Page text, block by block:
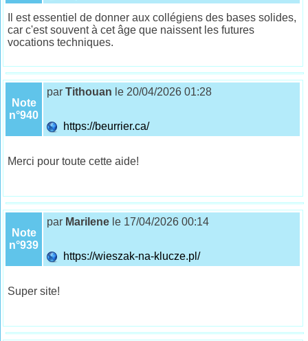
Il est essentiel de donner aux collégiens des bases solides,
car c'est souvent à cet âge que naissent les futures
vocations techniques.
Note
n°940
parTithouan le 20/04/2026 01:28
https://beurrier.ca/
Merci pour toute cette aide!
Note
n°939
par Marilene le 17/04/2026 00:14
https://wieszak-na-klucze.pl/
Super site!